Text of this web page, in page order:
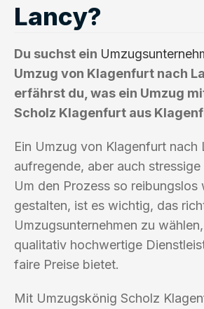
Lancy?
Du suchst ein
Umzug von Klagenfurt nach
erfährst du, was ein Umzug
Scholz Klagenfurt aus
Ein Umzug von Klagenfurt nach
aufregende, aber auch stressige
Um den Prozess so reibungslos
gestalten, ist es wichtig, das
Umzugsunternehmen zu
qualitativ hochwertige
faire Preise bietet.
Mit Umzugskönig Scholz